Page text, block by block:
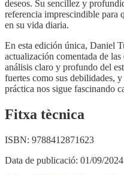
deseos. Su sencillez y
referencia imprescindible para
en su vida diaria.
En esta edición única, Daniel
actualización comentada de
análisis claro y profundo del
fuertes como sus debilidades,
práctica nos sigue fascinando
Fitxa tècnica
ISBN: 9788412871623
Data de publicació: 01/09/2024